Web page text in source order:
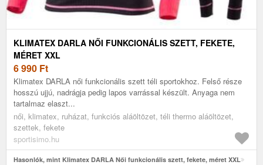
KLIMATEX DARLA NŐI FUNKCIONÁLIS SZETT, FEKETE,
MÉRET XXL
6 990 Ft
Klimatex DARLA női funkcionális szett téli sportokhoz. Felső része
hosszú ujjú, nadrágja pedig lapos varrással készült. Anyaga nem
tartalmaz elaszt...
női, klimatex, ruházat, funkciós aláöltözet, téli thermo aláöltözet,
szettek, fekete
sportisimo.hu
Hasonlók, mint Klimatex DARLA Női funkcionális szett, fekete, méret XXL